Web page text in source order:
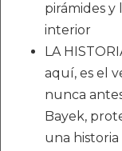
pirámides y
interior
LA
aquí, es el
nunca
Bayek,
una